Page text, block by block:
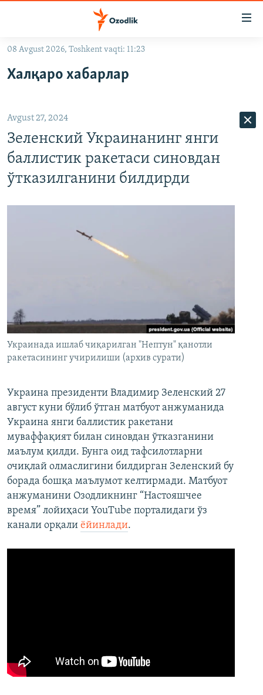
Асосий
навигацияга
Қидиришга
ўтинг
OZODVIDEO
На русском
ИЖТИМОИЙ ТАРМОҚЛАР
Озодлик бошқа тилларда
08 Avgust 2026, Toshkent vaqti: 11:23
Халқаро хабарлар
Avgust 27, 2024
Зеленский Украинанинг янги
баллистик ракетаси синовдан
ўтказилганини билдирди
Украинада ишлаб чиқарилган "Нептун" қанотли
ракетасининг учирилиши (архив сурати)
Украина президенти Владимир Зеленский 27
август куни бўлиб ўтган матбуот анжуманида
Украина янги баллистик ракетани
муваффақият билан синовдан ўтказганини
маълум қилди. Бунга оид тафсилотларни
очиқлай олмаслигини билдирган Зеленский бу
борада бошқа маълумот келтирмади. Матбуот
анжуманини Озодликнинг “Настояшчее
время” лойиҳаси YouTube порталидаги ўз
канали орқали ёйинлади.